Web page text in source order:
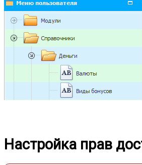
Настройка прав